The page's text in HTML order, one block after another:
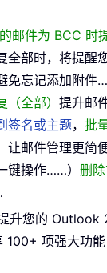
邮件为 BCC 时
全部时，将提醒
免忘记添加附件
全部） 提升邮
签名或主题， 批
让邮件管理更简
键操作……） 删
升您的
项强大功